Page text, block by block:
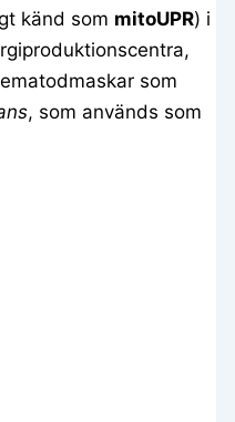
känd som mitoUPR) i
som
, som används som